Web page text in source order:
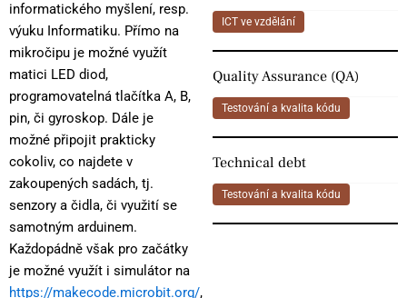
informatického myšlení, resp.
výuku Informatiku. Přímo na
mikročipu je možné využít
matici LED diod,
programovatelná tlačítka A, B,
pin, či gyroskop. Dále je
možné připojit prakticky
cokoliv, co najdete v
zakoupených sadách, tj.
senzory a čidla, či využití se
samotným arduinem.
Každopádně však pro začátky
je možné využít i simulátor na
https://makecode.microbit.org/,
ICT ve vzdělání
Quality Assurance (QA)
Testování a kvalita kódu
Technical debt
Testování a kvalita kódu